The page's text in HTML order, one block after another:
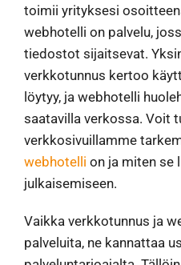
toimii yrityksesi
webhotelli on palvelu,
tiedostot sijaitsevat.
verkkotunnus kertoo
löytyy, ja webhotelli
saatavilla verkossa. Voit
verkkosivuillamme
webhotelli on ja miten se
julkaisemiseen.
Vaikka verkkotunnus ja
palveluita, ne kannattaa